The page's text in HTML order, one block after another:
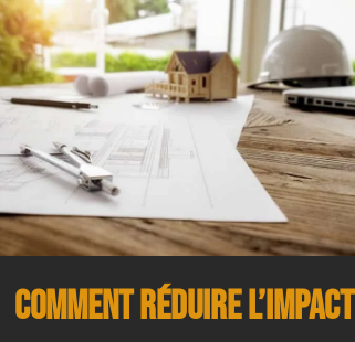
Comment Réduire l’Impact